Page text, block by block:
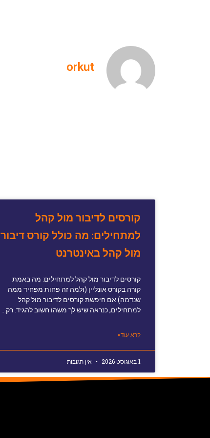
orkut
קורסים לדיבור מול קהל
למתחילים: מה כולל קורס דיבור
מול קהל באינטרנט
קורסים לדיבור מול קהל למתחילים: מה באמת
קורה בקורס אונליין (ולמה זה פחות מפחיד ממה
שנדמה) אם חיפשת קורסים לדיבור מול קהל
למתחילים, כנראה שיש לך משהו חשוב להגיד. רק…
קרא עוד»
1 באוגוסט 2026 אין תגובות